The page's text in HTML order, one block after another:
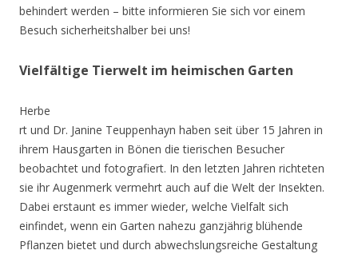
behindert werden – bitte informieren Sie sich vor einem
Besuch sicherheitshalber bei uns!
Vielfältige Tierwelt im heimischen Garten
Herbe
rt und Dr. Janine Teuppenhayn haben seit über 15 Jahren in
ihrem Hausgarten in Bönen die tierischen Besucher
beobachtet und fotografiert. In den letzten Jahren richteten
sie ihr Augenmerk vermehrt auch auf die Welt der Insekten.
Dabei erstaunt es immer wieder, welche Vielfalt sich
einfindet, wenn ein Garten nahezu ganzjährig blühende
Pflanzen bietet und durch abwechslungsreiche Gestaltung